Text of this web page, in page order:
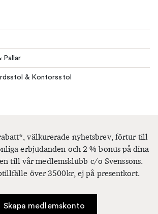
Pallar
& Kontorsstol
välkurerade nyhetsbrev, förtur till
erbjudanden och 2 % bonus på dina
till vår medlemsklubb c/o Svenssons.
över 3500kr, ej på presentkort.
Skapa medlemskonto